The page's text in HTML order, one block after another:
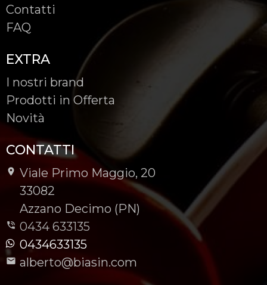
Contatti
FAQ
EXTRA
I nostri brand
Prodotti in Offerta
Novità
CONTATTI
Viale Primo Maggio, 20
-
33082
-
Azzano Decimo (PN)
0434 633135
0434633135
alberto@biasin.com